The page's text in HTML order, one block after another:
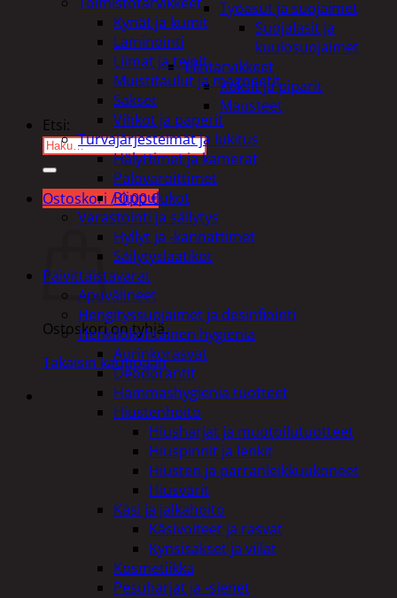
Työasut ja suojaimet
Suojalasit ja
kuulosuojaimet
Elintarvikkeet
Keksit ja piparit
Mausteet
Etsi:
Ostoskori /0,00€
Ostoskori
Ostoskori on tyhjä.
Takaisin kauppaan
Kynät ja kumit
Laminointi
Liimat ja teipit
Muistitaulut ja magneetit
Sakset
Vihkot ja paperit
Turvajärjestelmät ja lukitus
Hälyttimet ja kamerat
Palovaroittimet
Riippulukot
Varastointi ja säilytys
Hyllyt ja -kannattimet
Säilytyslaatikot
Päivittäistavarat
Apuvälineet
Hengityssuojaimet ja desinfiointi
Henkilökohtainen hygienia
Aurinkorasvat
Deodorantit
Hammashygienia tuotteet
Hiustenhoito
Hiusharjat ja muotoilutuotteet
Hiuspinnit ja lenkit
Hiusten ja parranleikkuukoneet
Hiusvärit
Käsi ja jalkahoito
Käsivoiteet ja rasvat
Kynsisakset ja viilat
Kosmetiikka
Pesuharjat ja -sienet